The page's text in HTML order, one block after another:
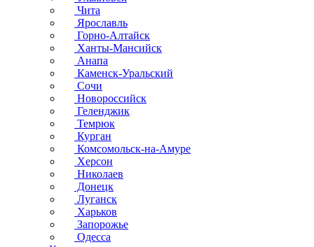
Чита
Ярославль
Горно-Алтайск
Ханты-Мансийск
Анапа
Каменск-Уральский
Сочи
Новороссийск
Геленджик
Темрюк
Курган
Комсомольск-на-Амуре
Херсон
Николаев
Донецк
Луганск
Харьков
Запорожье
Одесса